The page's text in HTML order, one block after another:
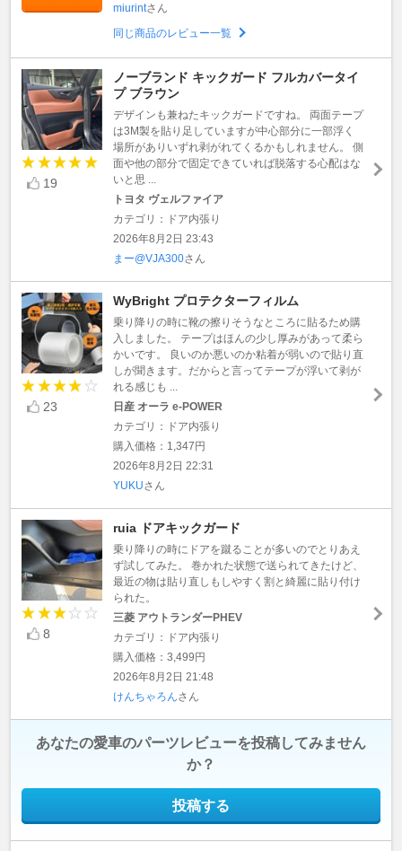
miurintさん
同じ商品のレビュー一覧
19
ノーブランド キックガード フルカバータイ
プ ブラウン
デザインも兼ねたキックガードですね。 両面テープ
は3M製を貼り足していますが中心部分に一部浮く
場所がありいずれ剥がれてくるかもしれません。 側
面や他の部分で固定できていれば脱落する心配はな
いと思 ...
トヨタ ヴェルファイア
カテゴリ：ドア内張り
2026年8月2日 23:43
まー@VJA300さん
23
WyBright プロテクターフィルム
乗り降りの時に靴の擦りそうなところに貼るため購
入しました。 テープはほんの少し厚みがあって柔ら
かいです。 良いのか悪いのか粘着が弱いので貼り直
しが聞きます。だからと言ってテープが浮いて剥が
れる感じも ...
日産 オーラ e-POWER
カテゴリ：ドア内張り
購入価格：1,347円
2026年8月2日 22:31
YUKUさん
8
ruia ドアキックガード
乗り降りの時にドアを蹴ることが多いのでとりあえ
ず試してみた。 巻かれた状態で送られてきたけど、
最近の物は貼り直しもしやすく割と綺麗に貼り付け
られた。
三菱 アウトランダーPHEV
カテゴリ：ドア内張り
購入価格：3,499円
2026年8月2日 21:48
けんちゃろんさん
あなたの愛車のパーツレビューを投稿してみません
か？
投稿する